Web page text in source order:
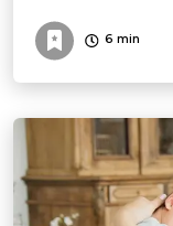
6 min